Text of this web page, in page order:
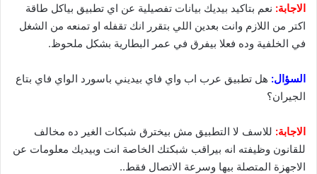
الاجابة: نعم بتاكيد بيديك بيانات تفصيلية عن اي تطبيق بياكل طاقة
اكتر من اللازم وانت بعدين اللي بتقرر انك تقفله او تمنعه من الشغل
في الخلفية وده فعلا بيفرق في عمر البطارية بشكل ملحوظ.
السؤال: هل تطبيق عرب اب واي فاي بيديني باسورد الواي فاي بتاع
الجيران؟
الاجابة: للاسف لا التطبيق مش بيخترق شبكات الغير ده مخالف
للقانون وظيفته انه بيراقب شبكتك الخاصة انت وبيديك معلومات عن
الاجهزة المتصلة بيها وسرعة الاتصال فقط..